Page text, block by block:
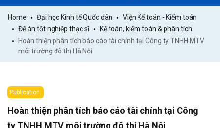
Home Đại học Kinh tế Quốc dân
Viện Kế toán - Kiểm toán
Đề án tốt nghiệp thạc sĩ
Kế toán, kiểm toán & phân tích
Hoàn thiện phân tích báo cáo tài chính tại Công ty TNHH MTV
môi trường đô thị Hà Nội
Publication:
Hoàn thiện phân tích báo cáo tài chính tại Công
ty TNHH MTV môi trường đô thị Hà Nội